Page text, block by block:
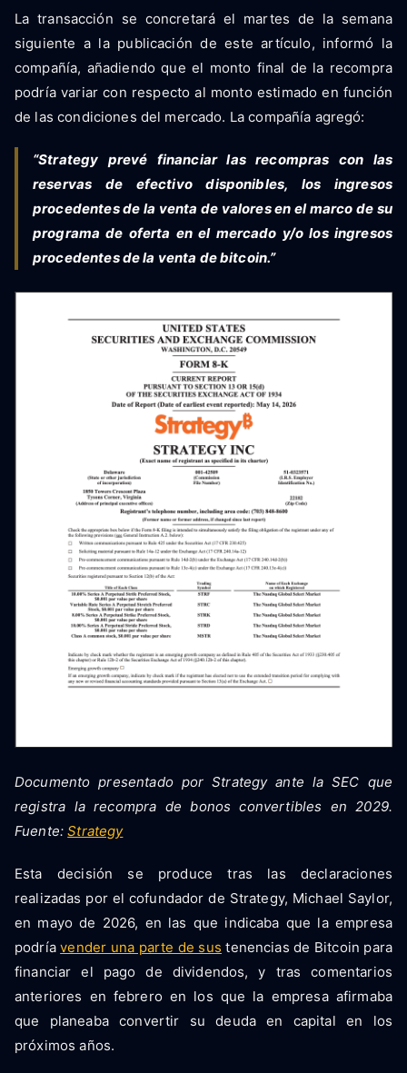
La transacción se concretará el martes de la semana
siguiente a la publicación de este artículo, informó la
compañía, añadiendo que el monto final de la recompra
podría variar con respecto al monto estimado en función
de las condiciones del mercado. La compañía agregó:
“Strategy prevé financiar las recompras con las
reservas de efectivo disponibles, los ingresos
procedentes de la venta de valores en el marco de su
programa de oferta en el mercado y/o los ingresos
procedentes de la venta de bitcoin.”
Documento presentado por Strategy ante la SEC que
registra la recompra de bonos convertibles en 2029.
Fuente:Strategy
Esta decisión se produce tras las declaraciones
realizadas por el cofundador de Strategy, Michael Saylor,
en mayo de 2026, en las que indicaba que la empresa
podríavender una parte de sus tenencias de Bitcoin para
financiar el pago de dividendos, y tras comentarios
anteriores en febrero en los que la empresa afirmaba
que planeaba convertir su deuda en capital en los
próximos años.